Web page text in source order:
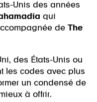
Unis des années
qui
de
The
des États-Unis ou
les codes avec plus
un condensé de
à offrir.